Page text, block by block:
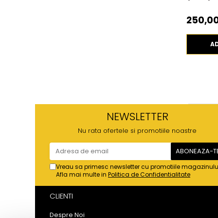
NEWSLETTER
Nu rata ofertele si promotiile noastre
Vreau sa primesc newsletter cu promotiile
Afla mai multe in Politica de Confidentialitate
CLIENTI
Despre Noi